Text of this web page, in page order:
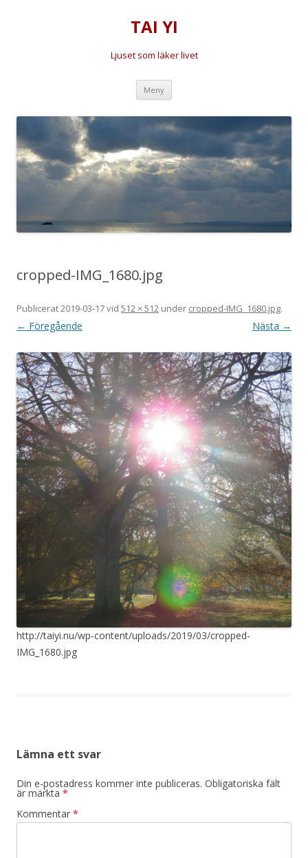
TAI YI
Ljuset som läker livet
Meny
cropped-IMG_1680.jpg
Publicerat2019-03-17vid 512 × 512 under cropped-IMG_1680.jpg.
← Föregående Nästa →
http://taiyi.nu/wp-content/uploads/2019/03/cropped-
IMG_1680.jpg
Lämna ett svar
Din e-postadress kommer inte publiceras. Obligatoriska fält
är märkta *
Kommentar *